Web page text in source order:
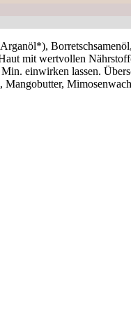
mit wertvollen
einwirken lassen.